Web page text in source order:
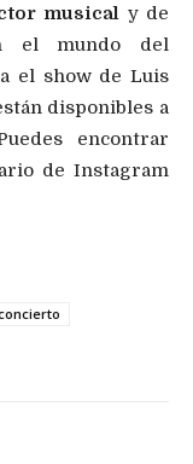
musical y de
el mundo del
el show de Luis
disponibles a
encontrar
de Instagram